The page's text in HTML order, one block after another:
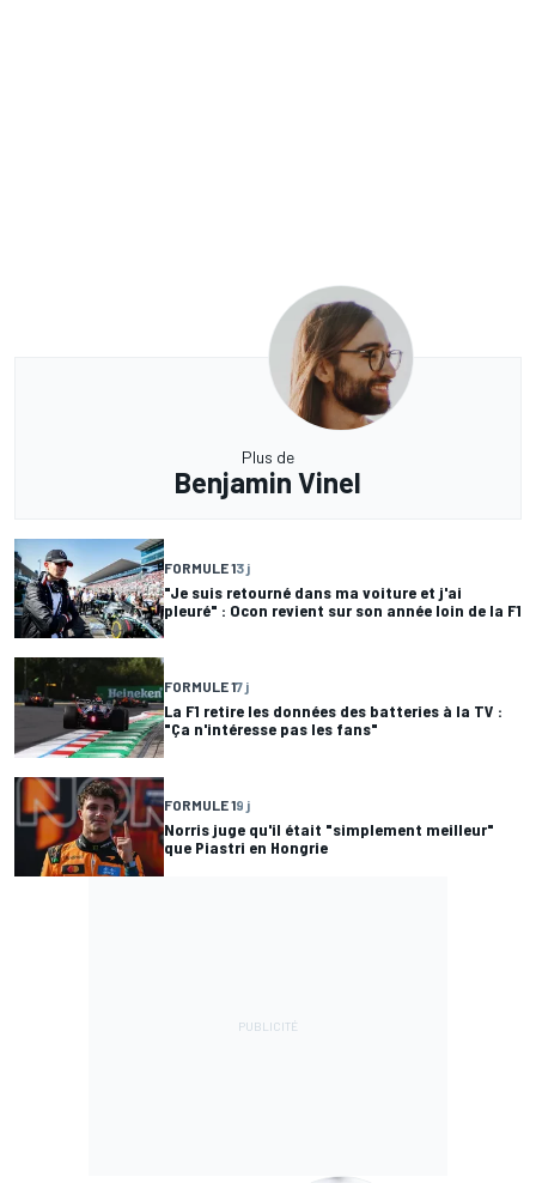
Plus de
Benjamin Vinel
FORMULE 13 j
"Je suis retourné dans ma voiture et j'ai
pleuré" : Ocon revient sur son année loin de la F1
FORMULE 17 j
La F1 retire les données des batteries à la TV :
"Ça n'intéresse pas les fans"
FORMULE 19 j
Norris juge qu'il était "simplement meilleur"
que Piastri en Hongrie